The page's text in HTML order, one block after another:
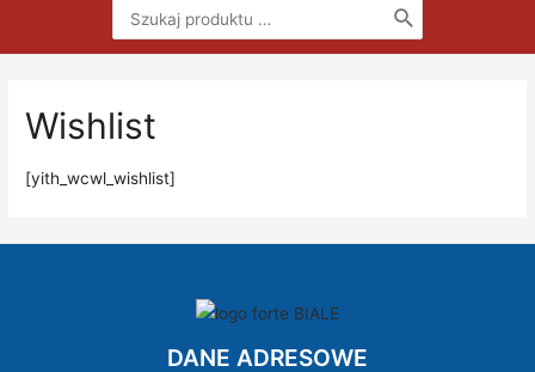
for:
Wishlist
[yith_wcwl_wishlist]
DANE ADRESOWE